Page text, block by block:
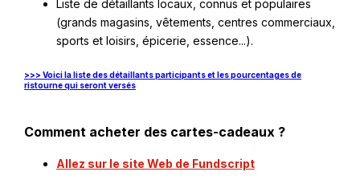
Liste de détaillants locaux, connus et populaires
(grands magasins, vêtements, centres commerciaux,
sports et loisirs, épicerie, essence...).
>>> Voici la liste des détaillants participants et les pourcentages de
ristourne qui seront versésCe
une
nouvelle
Comment acheter des cartes-cadeaux ?
Allez sur le site Web de FundscriptCe